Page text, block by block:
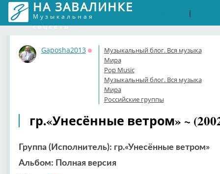
НА ЗАВАЛИНКЕ
Музыкальная
соцсеть
|
Gaposha2013
Оффлайн
Музыкальный блог. Вся музыка
Мира
Pop Music
Музыкальный блог. Вся музыка
Мира
Российские группы
гр.«Унесённые ветром» ~
Группа (Исполнитель): гр.«Унесённые ветром»
Альбом: Полная версия